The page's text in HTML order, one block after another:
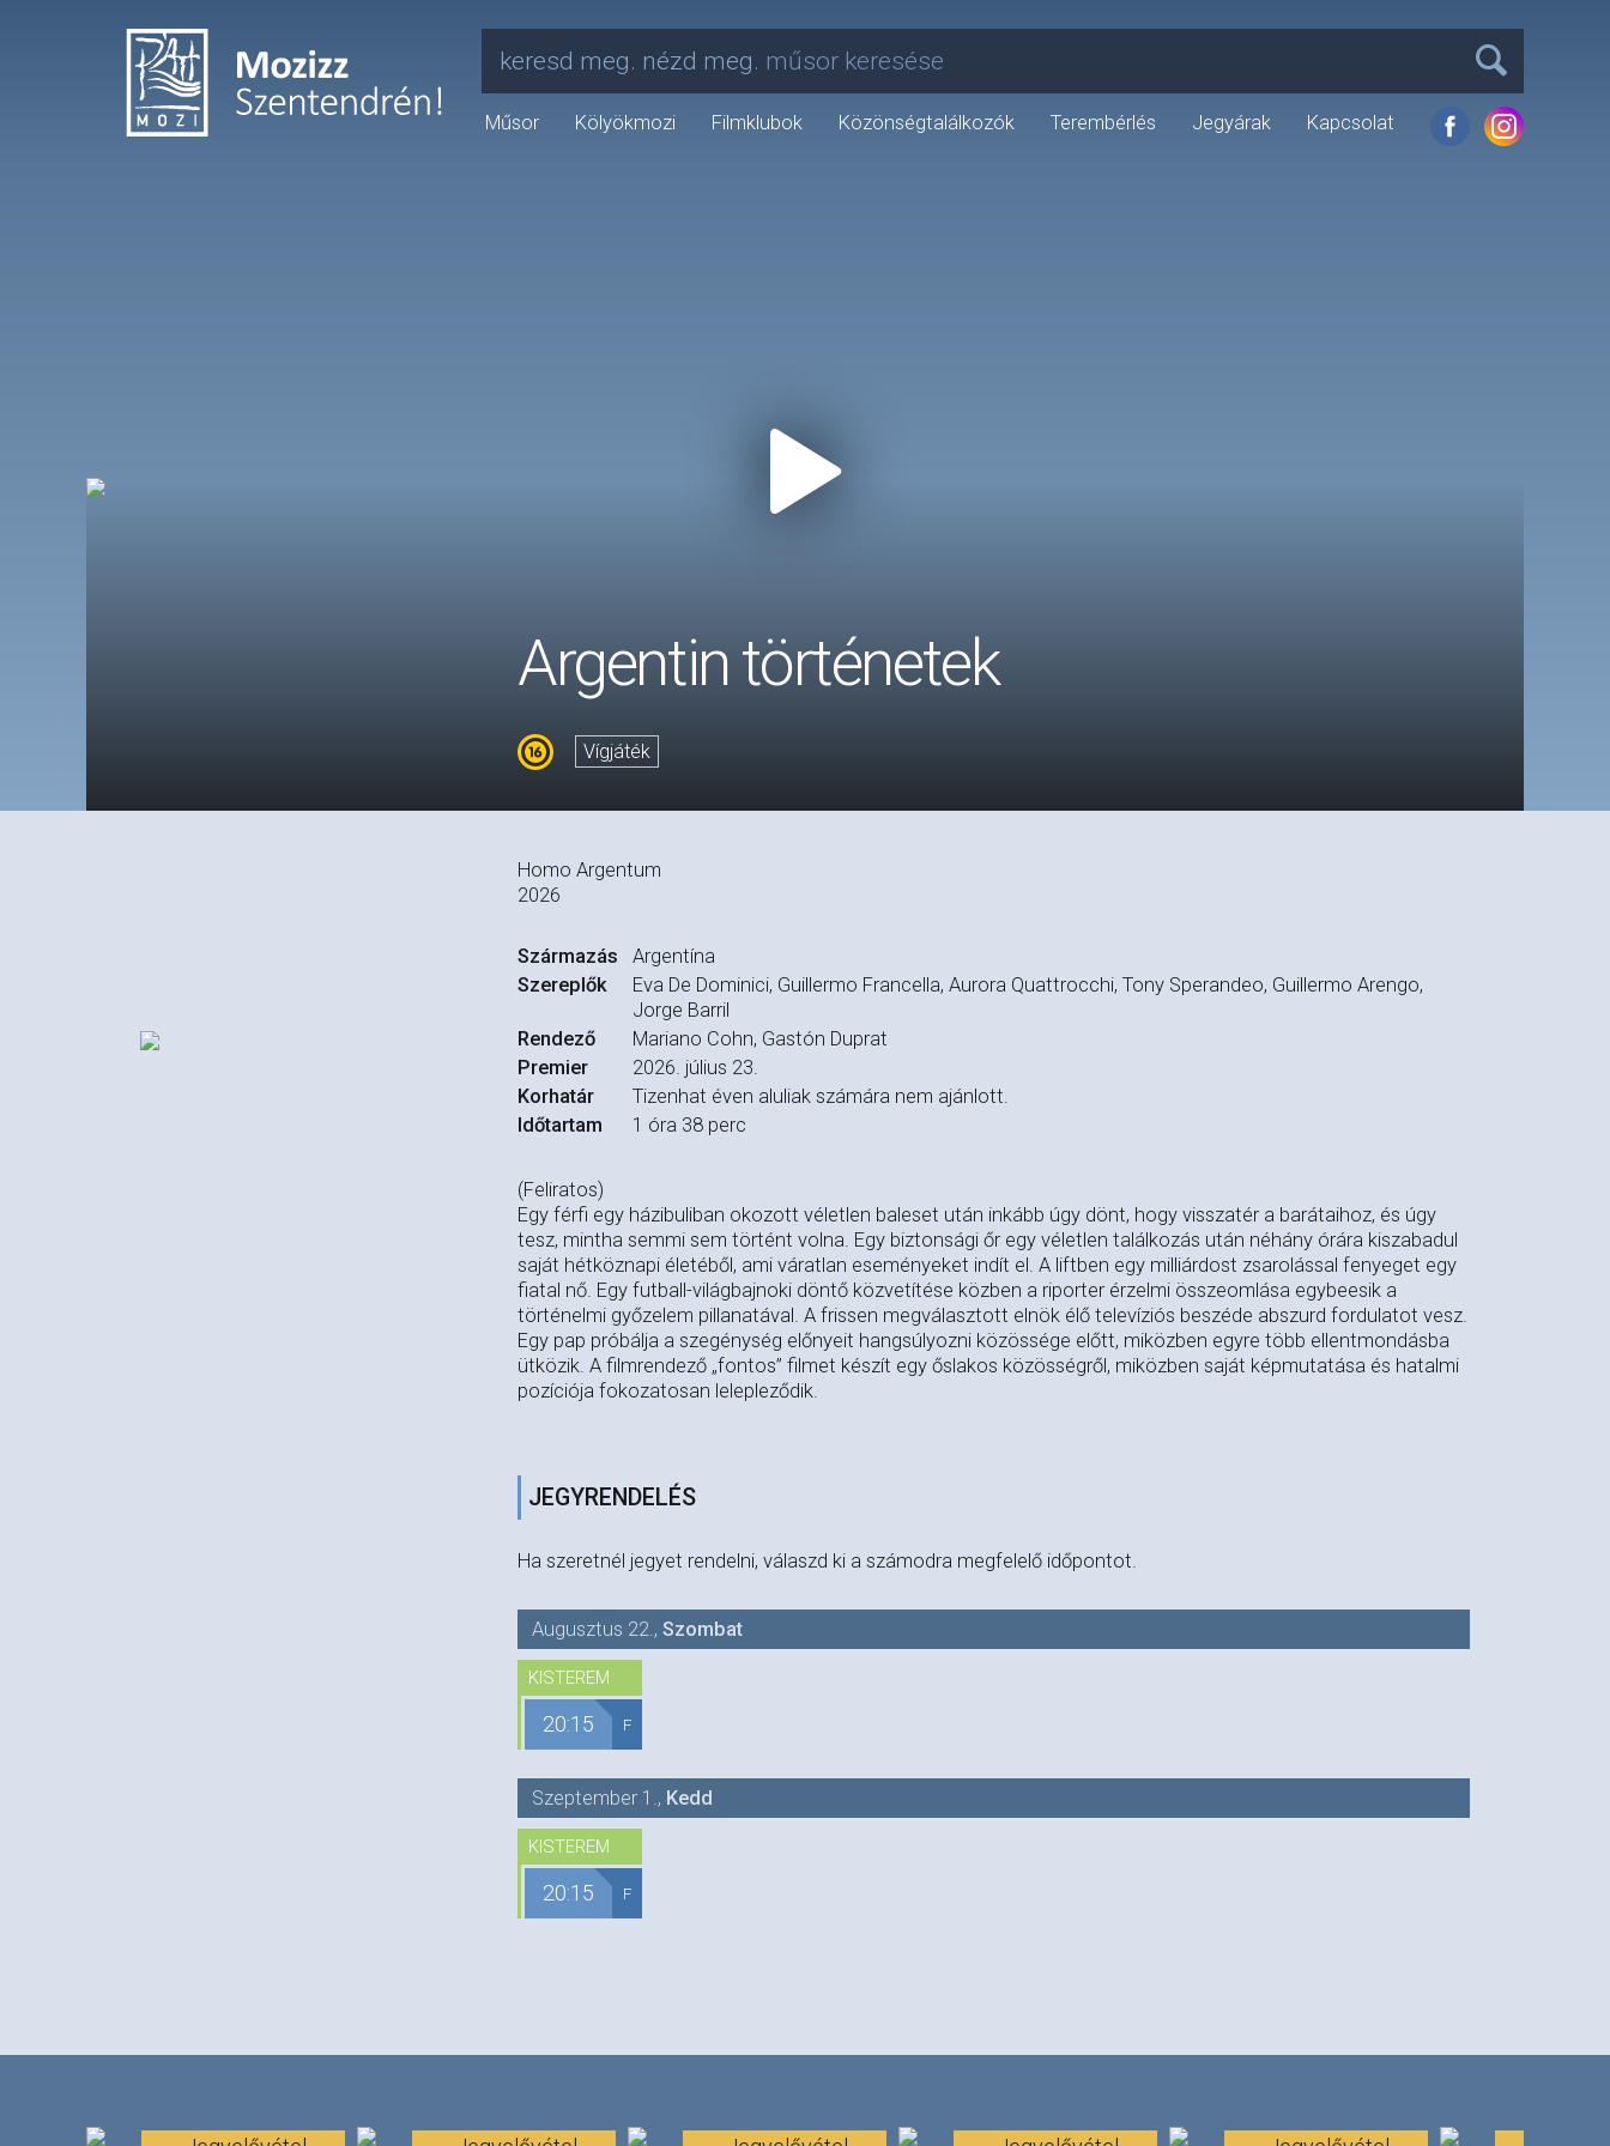
keresd meg. nézd meg. műsor keresése
Műsor Kölyökmozi Filmklubok Közönségtalálkozók Terembérlés Jegyárak Kapcsolat
Argentin történetek
Vígjáték
Homo Argentum
2026
Származás
Argentína
Szereplők
Eva De Dominici, Guillermo Francella, Aurora Quattrocchi, Tony Sperandeo, Guillermo Arengo,
Jorge Barril
Rendező
Mariano Cohn, Gastón Duprat
Premier
2026. július 23.
Korhatár
Tizenhat éven aluliak számára nem ajánlott.
Időtartam
1 óra 38 perc
(Feliratos)
Egy férfi egy házibuliban okozott véletlen baleset után inkább úgy dönt, hogy visszatér a barátaihoz, és úgy
tesz, mintha semmi sem történt volna. Egy biztonsági őr egy véletlen találkozás után néhány órára kiszabadul
saját hétköznapi életéből, ami váratlan eseményeket indít el. A liftben egy milliárdost zsarolással fenyeget egy
fiatal nő. Egy futball-világbajnoki döntő közvetítése közben a riporter érzelmi összeomlása egybeesik a
történelmi győzelem pillanatával. A frissen megválasztott elnök élő televíziós beszéde abszurd fordulatot vesz.
Egy pap próbálja a szegénység előnyeit hangsúlyozni közössége előtt, miközben egyre több ellentmondásba
ütközik. A filmrendező „fontos” filmet készít egy őslakos közösségről, miközben saját képmutatása és hatalmi
pozíciója fokozatosan lelepleződik.
JEGYRENDELÉS
Ha szeretnél jegyet rendelni, válaszd ki a számodra megfelelő időpontot.
Augusztus 22. , Szombat
KISTEREM
20:15 F
Szeptember 1. , Kedd
KISTEREM
20:15 F